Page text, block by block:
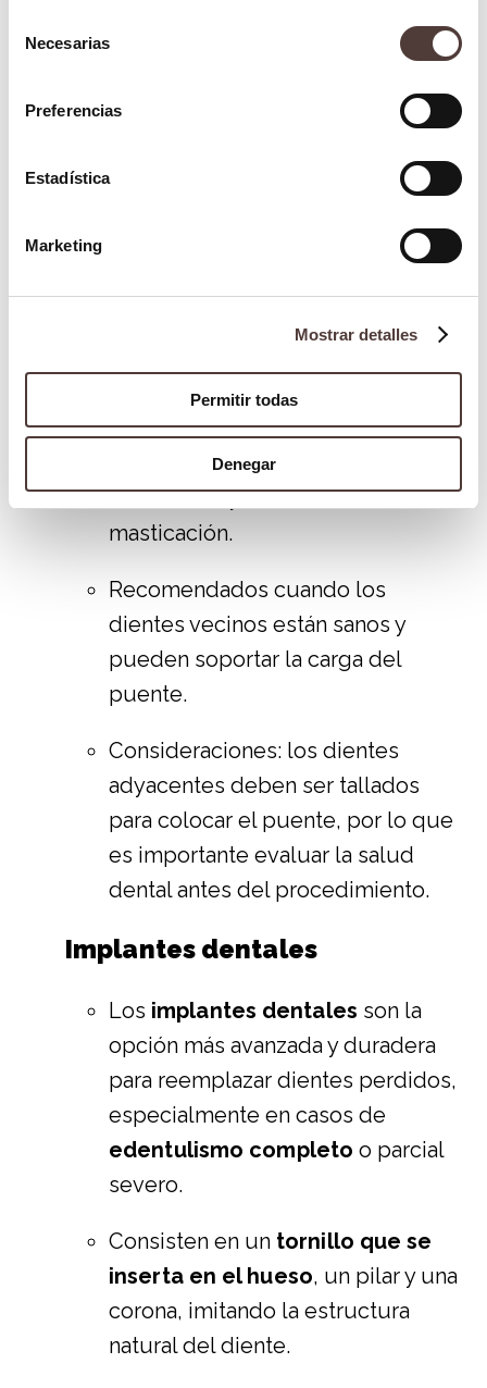
Necesarias
Preferencias
Estadística
Marketing
Mostrar detalles
Permitir todas
Denegar
Consideraciones: requieren
y ajustes periódicos para mantener
sustituir uno o
varios dientes faltantes,
apoyándose en los dientes
naturales adyacentes.
Ventajas: ofrecenestabilidad fija,
mejor estética que las prótesis
removibles y facilitan la
masticación.
Recomendados cuando los
dientes vecinos están sanos y
pueden soportar la carga del
puente.
Consideraciones: los dientes
adyacentes deben ser tallados
para colocar el puente, por lo que
es importante evaluar la salud
dental antes del procedimiento.
Implantes dentales
Los implantes dentales son la
opción más avanzada y duradera
para reemplazar dientes perdidos,
especialmente en casos de
edentulismo completo o parcial
severo.
Consisten en un tornillo que se
inserta en el hueso, un pilar y una
corona, imitando la estructura
natural del diente.